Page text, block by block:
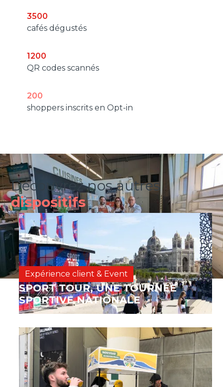
3500
cafés dégustés
1200
QR codes scannés
200
shoppers inscrits en Opt-in
Découvrez nos autres
dispositifs
Expérience client & Event
SPORT TOUR, UNE TOURNÉE
SPORTIVE NATIONALE